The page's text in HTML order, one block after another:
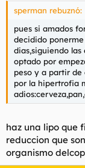
sperman rebuznó:
pues si amados
decidido
dias,siguiendo
optado por
peso y a partir
por la hipertrofia
haz una lipo que
reduccion que
organismo